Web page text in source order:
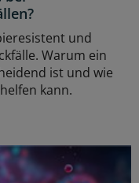
und
Warum ein
ist und wie
kann.